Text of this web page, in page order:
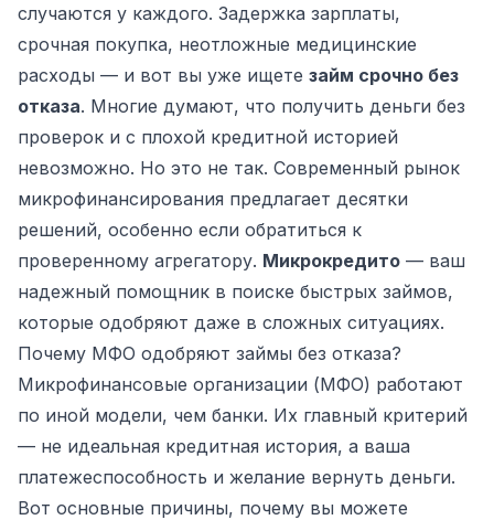
случаются у каждого. Задержка зарплаты,
срочная покупка, неотложные медицинские
расходы — и вот вы уже ищете займ срочно без
отказа. Многие думают, что получить деньги без
проверок и с плохой кредитной историей
невозможно. Но это не так. Современный рынок
микрофинансирования предлагает десятки
решений, особенно если обратиться к
проверенному агрегатору. Микрокредито — ваш
надежный помощник в поиске быстрых займов,
которые одобряют даже в сложных ситуациях.
Почему МФО одобряют займы без отказа?
Микрофинансовые организации (МФО) работают
по иной модели, чем банки. Их главный критерий
— не идеальная кредитная история, а ваша
платежеспособность и желание вернуть деньги.
Вот основные причины, почему вы можете